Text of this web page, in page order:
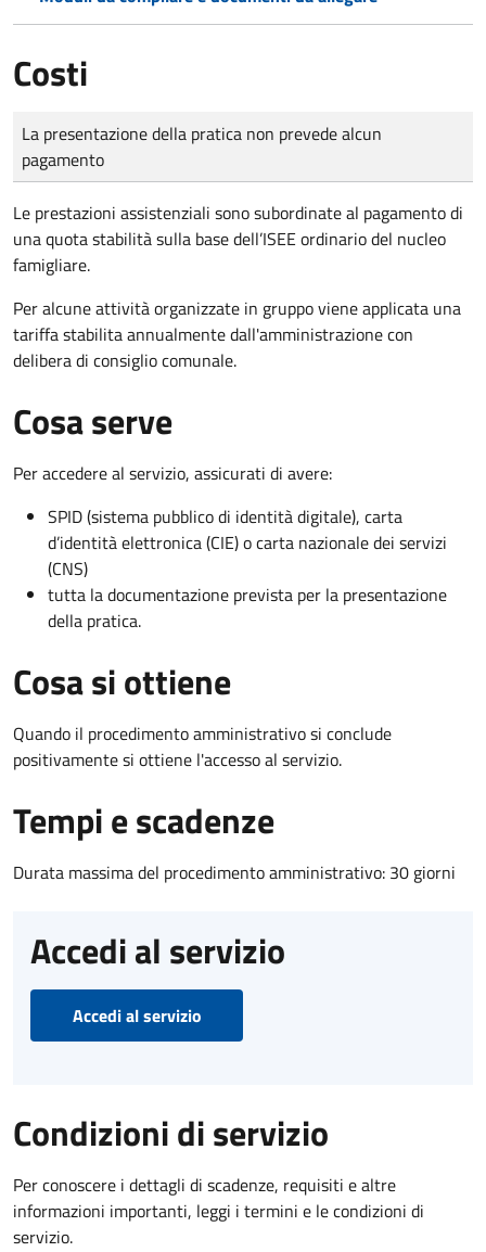
Costi
Tipo di pagamento
Importo
La presentazione della pratica non prevede alcun
pagamento
Le prestazioni assistenziali sono subordinate al pagamento di
una quota stabilità sulla base dell’ISEE ordinario del nucleo
famigliare.
Per alcune attività organizzate in gruppo viene applicata una
tariffa stabilita annualmente dall'amministrazione con
delibera di consiglio comunale.
Cosa serve
Per accedere al servizio, assicurati di avere:
SPID (sistema pubblico di identità digitale), carta
d’identità elettronica (CIE) o carta nazionale dei servizi
(CNS)
tutta la documentazione prevista per la presentazione
della pratica.
Cosa si ottiene
Quando il procedimento amministrativo si conclude
positivamente si ottiene l'accesso al servizio.
Tempi e scadenze
Durata massima del procedimento amministrativo: 30 giorni
Accedi al servizio
Accedi al servizio
Condizioni di servizio
Per conoscere i dettagli di scadenze, requisiti e altre
informazioni importanti, leggi i termini e le condizioni di
servizio.